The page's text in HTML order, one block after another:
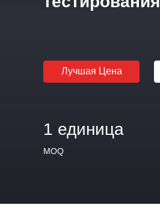
Лучшая Цена
1 единица
MOQ